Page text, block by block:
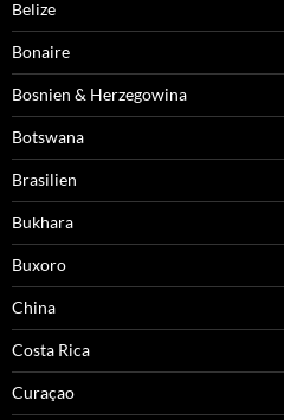
Belize
Bonaire
Bosnien & Herzegowina
Botswana
Brasilien
Bukhara
Buxoro
China
Costa Rica
Curaçao